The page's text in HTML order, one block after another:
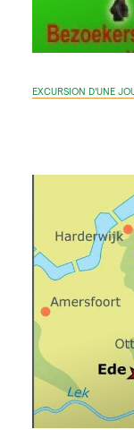
EXCURSION D'UNE